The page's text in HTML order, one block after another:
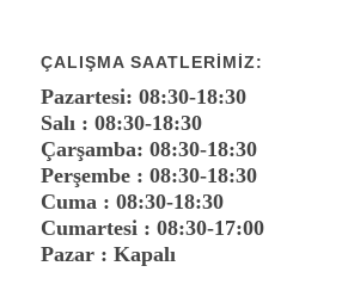
ÇALIŞMA SAATLERIMIZ:
Pazartesi: 08:30-18:30
Salı : 08:30-18:30
Çarşamba: 08:30-18:30
Perşembe : 08:30-18:30
Cuma : 08:30-18:30
Cumartesi : 08:30-17:00
Pazar : Kapalı